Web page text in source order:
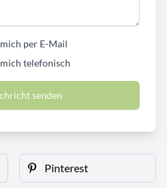
per E-Mail
telefonisch
senden
Pinterest